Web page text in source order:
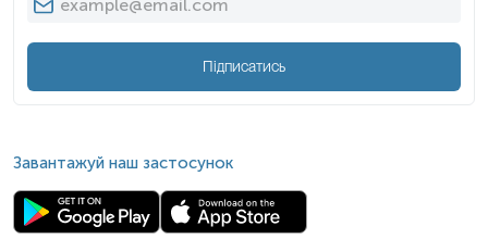
Підписатись
Завантажуй наш застосунок